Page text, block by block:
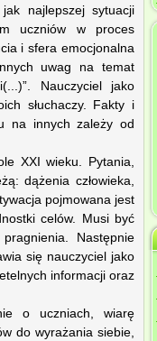
najlepszej sytuacji
uczniów w proces
i sfera emocjonalna
uwag na temat
Nauczyciel jako
słuchaczy. Fakty i
na innych zależy od
XXI wieku. Pytania,
dążenia człowieka,
pojmowana jest
celów. Musi być
Następnie
się nauczyciel jako
informacji oraz
o uczniach, wiarę
do wyrażania siebie,